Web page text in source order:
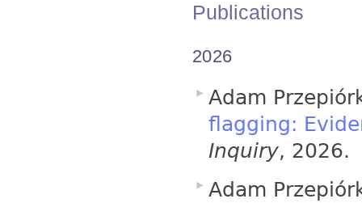
Publications
2026
Adam
flagging:
Inquiry, 2026.
Adam